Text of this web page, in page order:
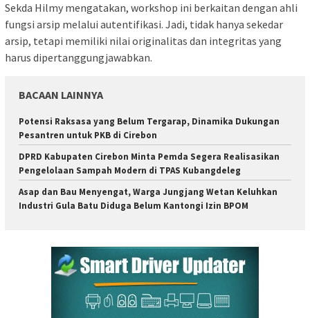
Sekda Hilmy mengatakan, workshop ini berkaitan dengan ahli
fungsi arsip melalui autentifikasi. Jadi, tidak hanya sekedar
arsip, tetapi memiliki nilai originalitas dan integritas yang
harus dipertanggungjawabkan.
BACAAN LAINNYA
Potensi Raksasa yang Belum Tergarap, Dinamika Dukungan
Pesantren untuk PKB di Cirebon
DPRD Kabupaten Cirebon Minta Pemda Segera Realisasikan
Pengelolaan Sampah Modern di TPAS Kubangdeleg
Asap dan Bau Menyengat, Warga Jungjang Wetan Keluhkan
Industri Gula Batu Diduga Belum Kantongi Izin BPOM